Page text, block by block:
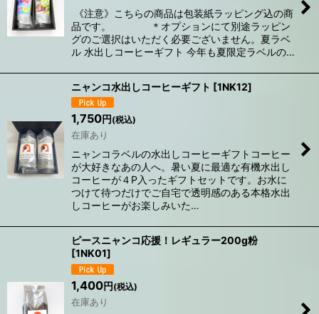
《注意》こちらの商品は包装紙ラッピング込の商
品です。 ＊オプションにて別途ラッピン
グのご選択はいただく必要ございません。夏ラベ
ル 水出しコーヒーギフト 今年も夏限定ラベルの…
ニャンコ水出しコーヒーギフト [1NK12]
1,750円 (税込)
在庫あり
ニャンコラベルの水出しコーヒーギフトコーヒー
が大好きなあの人へ。暑い夏に最適な有機水出し
コーヒーが４P入ったギフトセットです。お水に
つけて待つだけでご自宅で透明感のある本格水出
しコーヒーがお楽しみいた…
ピースニャンコ応援！レギュラー200g粉
[1NK01]
1,400円 (税込)
在庫あり